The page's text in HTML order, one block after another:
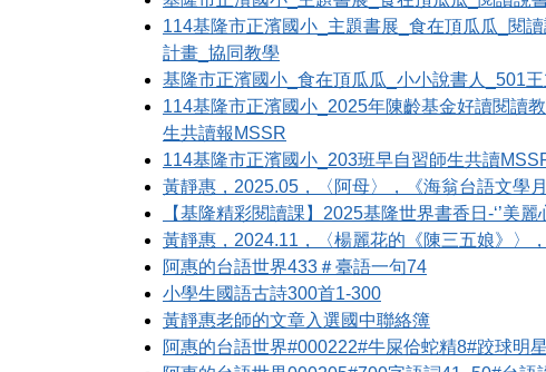
114基隆市正濱國小_主題書展_食在頂瓜瓜_閱
計畫_協同教學
基隆市正濱國小_食在頂瓜瓜_小小說書人_501
114基隆市正濱國小_2025年陳齡基金好讀閱讀
生共讀報MSSR
114基隆市正濱國小_203班早自習師生共讀
黃靜惠，2025.05，〈阿母〉，《海翁台語文學
【基隆精彩閱讀課】2025基隆世界書香日-‘’美麗
黃靜惠，2024.11，〈楊麗花的《陳三五娘》〉
阿惠的台語世界433＃臺語一句74
小學生國語古詩300首1-300
黃靜惠老師的文章入選國中聯絡簿
阿惠的台語世界#000222#牛屎佮蛇精8#跤球明